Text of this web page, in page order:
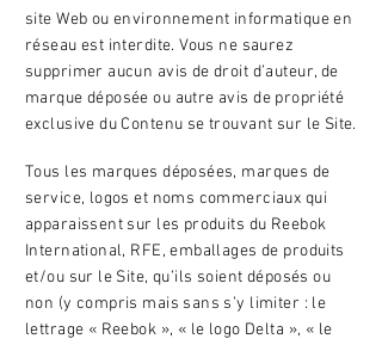
site Web ou environnement informatique en
réseau est interdite. Vous ne saurez
supprimer aucun avis de droit d’auteur, de
marque déposée ou autre avis de propriété
exclusive du Contenu se trouvant sur le Site.
Tous les marques déposées, marques de
service, logos et noms commerciaux qui
apparaissent sur les produits du Reebok
International, RFE, emballages de produits
et/ou sur le Site, qu’ils soient déposés ou
non (y compris mais sans s’y limiter : le
lettrage « Reebok », « le logo Delta », « le